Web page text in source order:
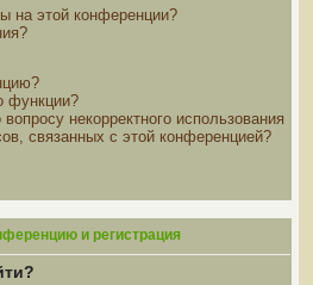
на этой конференции?
функции?
некорректного использования
связанных с этой конференцией?
и регистрация